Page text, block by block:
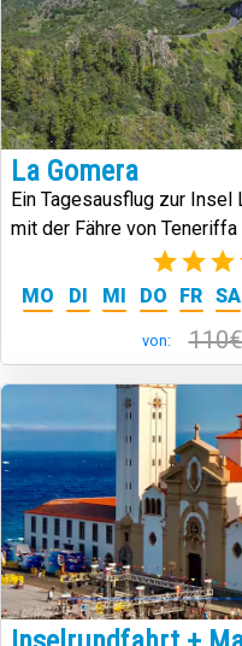
La Gomera
Ein Tagesausflug zur Insel
mit der Fähre von Teneriffa
MO DI MI DO FR SA
von: 110€